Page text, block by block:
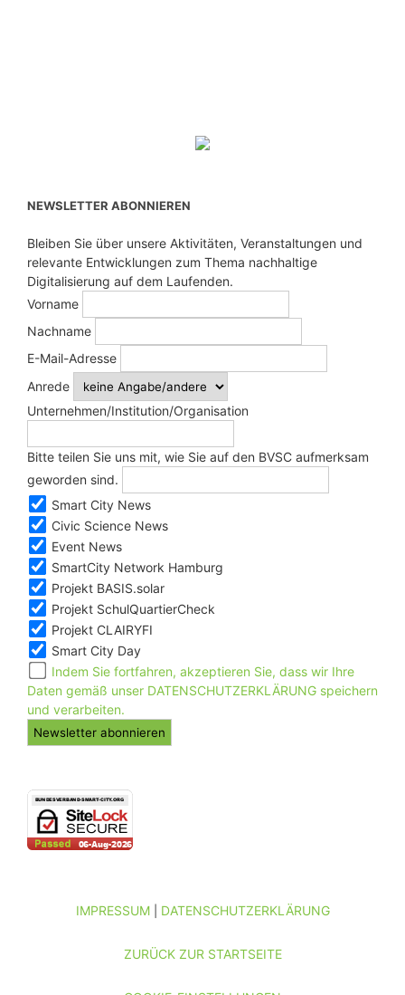
NEWSLETTER ABONNIEREN
Bleiben Sie über unsere Aktivitäten, Veranstaltungen und
relevante Entwicklungen zum Thema nachhaltige
Digitalisierung auf dem Laufenden.
Vorname
Nachname
E-Mail-Adresse
Anrede
Unternehmen/Institution/Organisation
Bitte teilen Sie uns mit, wie Sie auf den BVSC aufmerksam
geworden sind.
Smart City News
Civic Science News
Event News
SmartCity Network Hamburg
Projekt BASIS.solar
Projekt SchulQuartierCheck
Projekt CLAIRYFI
Smart City Day
Indem Sie fortfahren, akzeptieren Sie, dass wir Ihre
Daten gemäß unser DATENSCHUTZERKLÄRUNG speichern
und verarbeiten.
IMPRESSUM| DATENSCHUTZERKLÄRUNG
ZURÜCK ZUR STARTSEITE